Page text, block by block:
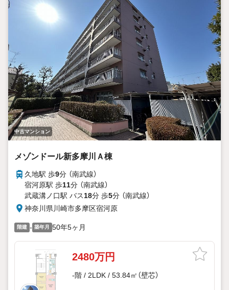
中古マンション
メゾンドール新多摩川Ａ棟
久地駅 歩9分 （南武線）
宿河原駅 歩11分 （南武線）
武蔵溝ノ口駅 バス18分 歩5分 （南武線）
神奈川県川崎市多摩区宿河原
階建 - 築年月 50年5ヶ月
2480万円
-階 / 2LDK / 53.84㎡（壁芯）